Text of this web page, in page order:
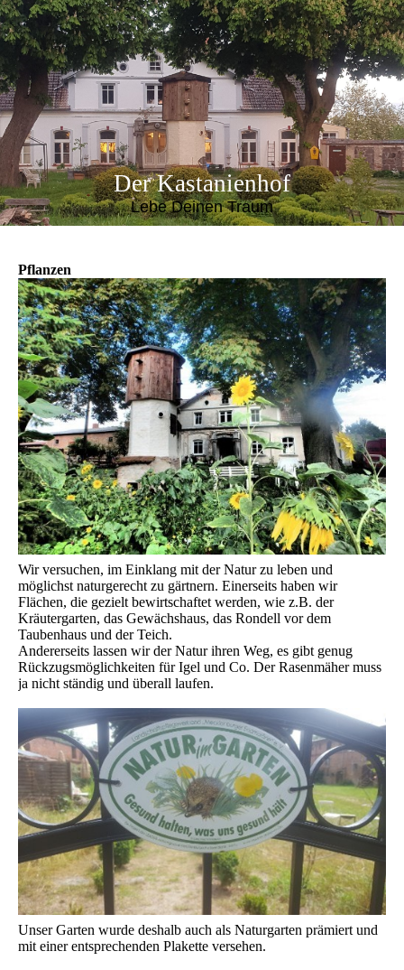
Der Kastanienhof
Lebe Deinen Traum
Pflanzen
Wir versuchen, im Einklang mit der Natur zu leben und
möglichst naturgerecht zu gärtnern. Einerseits haben wir
Flächen, die gezielt bewirtschaftet werden, wie z.B. der
Kräutergarten, das Gewächshaus, das Rondell vor dem
Taubenhaus und der Teich.
Andererseits lassen wir der Natur ihren Weg, es gibt genug
Rückzugsmöglichkeiten für Igel und Co. Der Rasenmäher muss
ja nicht ständig und überall laufen.
Unser Garten wurde deshalb auch als Naturgarten prämiert und
mit einer entsprechenden Plakette versehen.